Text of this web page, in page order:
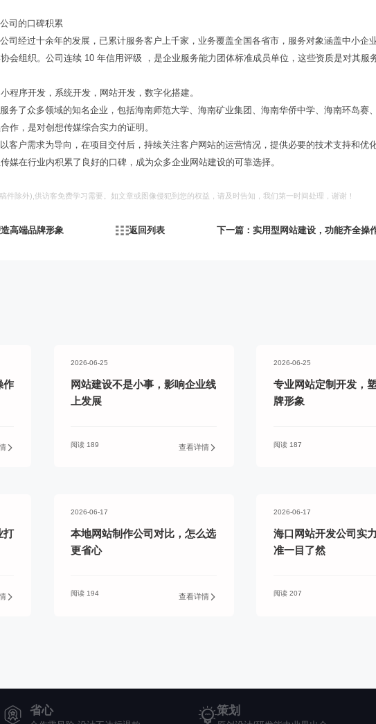
务实派网站开发服
司的口碑积累
司经过十余年的发展，已累计服务客户上千家，业务覆盖全国各省市，服务对象涵盖中小企
会组织。公司连续 10 年信用评级 ，是企业服务能力团体标准成员单位，这些资质是对其服
程序开发，系统开发， 网站开发 ，数字化搭建。
务了众多领域的知名企业，包括海南师范大学、海南矿业集团、海南华侨中学、海南环岛赛
作，是对创想传媒综合实力的证明。
客户需求为导向，在项目交付后，持续关注客户网站的运营情况，提供必要的技术支持和优
媒在行业内积累了良好的口碑，成为众多企业网站建设的可靠选择。
件除外),供访客免费学习需要。如文章或图像侵犯到您的权益，请及时告知，我们第一时间处理，谢谢！
高端品牌形象 返回列表 下一篇：实用型网站建设，功能齐全操
作
2026-06-25
网站建设不是小事，影响企业线
上发展
阅读 189 查看详情
2026-06-25
专业网站定制开发，
牌形象
阅读 187
打
2026-06-17
本地网站制作公司对比，怎么选
更省心
阅读 194 查看详情
2026-06-17
海口网站开发公司实
准一目了然
阅读 207
省心 策划